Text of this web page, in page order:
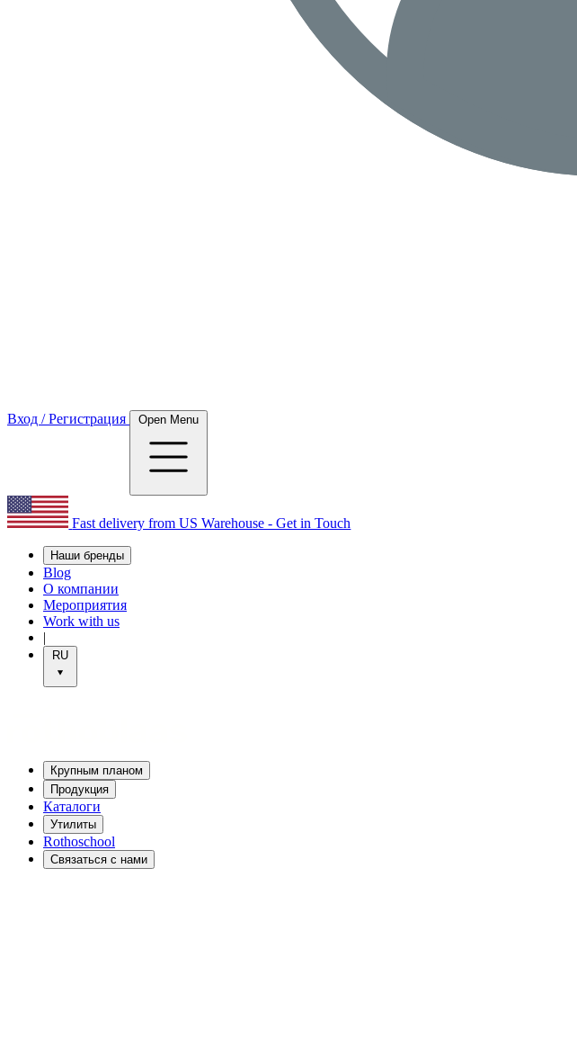
Вход / Регистрация Open Menu
Fast delivery from US Warehouse - Get in Touch
Наши бренды
Blog
О компании
Мероприятия
Work with us
|
RU
Крупным планом
Продукция
Каталоги
Утилиты
Rothoschool
Связаться с нами